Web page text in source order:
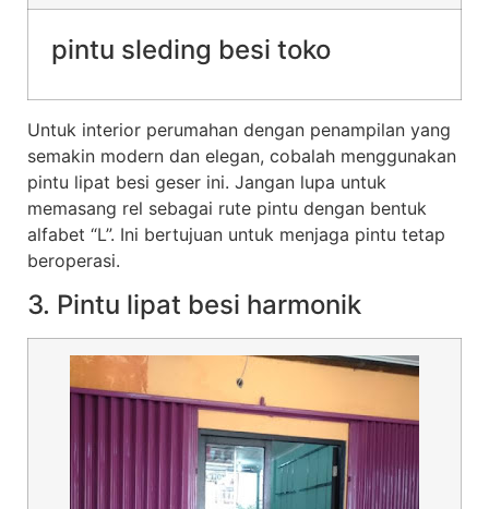
pintu sleding besi toko
Untuk interior perumahan dengan penampilan yang
semakin modern dan elegan, cobalah menggunakan
pintu lipat besi geser ini. Jangan lupa untuk
memasang rel sebagai rute pintu dengan bentuk
alfabet “L”. Ini bertujuan untuk menjaga pintu tetap
beroperasi.
3. Pintu lipat besi harmonik